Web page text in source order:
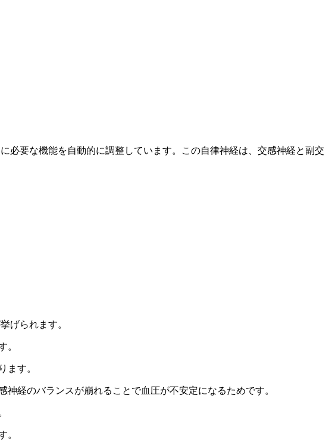
必要な機能を自動的に調整しています。この自律神経は、交感神経と副交
げられます。
。
ます。
経のバランスが崩れることで血圧が不安定になるためです。
。